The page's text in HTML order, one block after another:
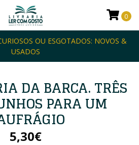
OU ESGOTADOS: NOVOS &
USADOS
0
DA BARCA. TRÊS
PARA UM
5,30€